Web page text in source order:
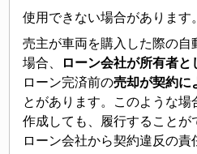
使用できない場合があります。
売主が車両を購入した際の自
場合、
ローン会社が所有者と
ローン完済前の売却が契約に
とがあります。このような
作成しても、履行すること
ローン会社から契約違反の